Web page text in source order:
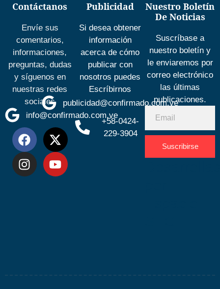
Contáctanos
Envíe sus
comentarios,
informaciones,
preguntas, dudas
y síguenos en
nuestras redes
sociales
info@confirmado.com.ve
Publicidad
Si desea obtener
información
acerca de cómo
publicar con
nosotros puedes
Escríbirnos
publicidad@confirmado.com.ve
+58-0424-
229-3904
Nuestro Boletín
De Noticias
Suscríbase a
nuestro boletín y
le enviaremos por
correo electrónico
las últimas
publicaciones.
Suscribirse